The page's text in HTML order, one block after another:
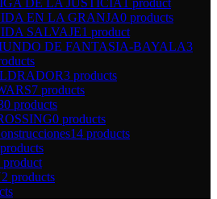
EN LA GRANJA0 products
SALVAJE1 product
DE FANTASIA-BAYALA3
3 products
7 products
products
0 products
14 products
product
2 products